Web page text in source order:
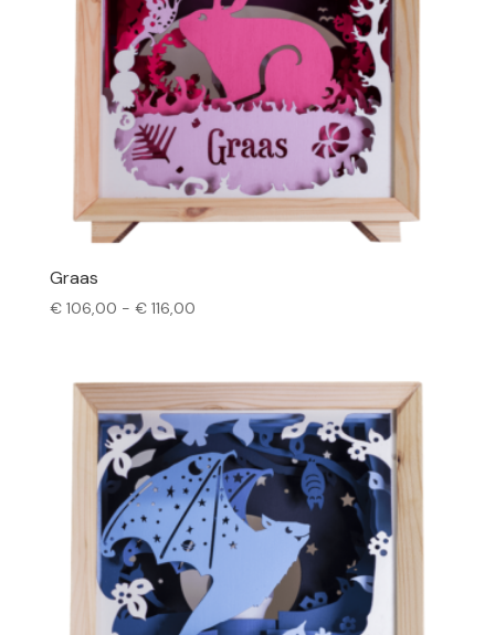
Graas
€106,00 - €116,00Prijsklasse:
€ 116,00